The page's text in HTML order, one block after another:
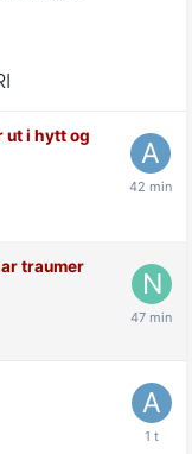
ut i hytt og
traumer